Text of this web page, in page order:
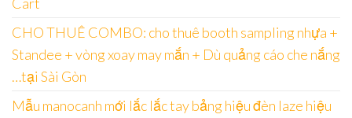
Cart
CHO THUÊ COMBO: cho thuê booth sampling nhựa +
Standee + vòng xoay may mắn + Dù quảng cáo che nắng
…tại Sài Gòn
Mẫu manocanh mới lắc lắc tay bảng hiệu đèn laze hiệu